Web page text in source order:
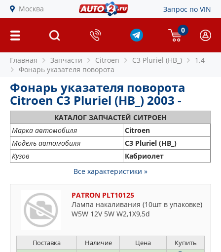
Москва Запрос по VIN
0
Главная Запчасти Citroen C3 Pluriel (HB_)
1.4
Фонарь указателя поворота
Фонарь указателя поворота
Citroen C3 Pluriel (HB_) 2003 -
КАТАЛОГ ЗАПЧАСТЕЙ СИТРОЕН
Марка автомобиля
Citroen
Модель автомобиля
C3 Pluriel (HB_)
Кузов
Кабриолет
Все характеристики »
PATRON PLT10125
Лампа накаливания (10шт в упаковке)
W5W 12V 5W W2,1X9,5d
Поставка Наличие Цена Купить